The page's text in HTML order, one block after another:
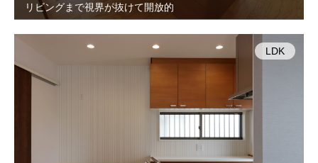
リビングまで視界が抜けて開放的
LDK